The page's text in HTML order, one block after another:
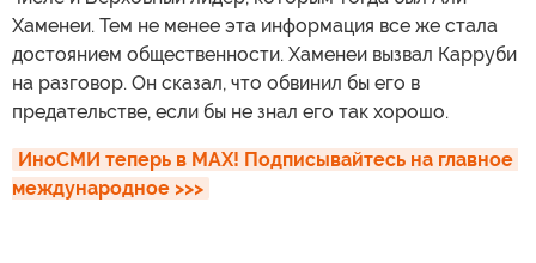
Хаменеи. Тем не менее эта информация все же стала
достоянием общественности. Хаменеи вызвал Карруби
на разговор. Он сказал, что обвинил бы его в
предательстве, если бы не знал его так хорошо.
ИноСМИ теперь в MAX! Подписывайтесь на главное
международное >>>